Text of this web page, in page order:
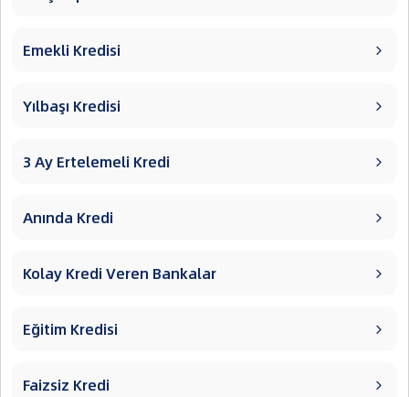
Emekli Kredisi 
Yılbaşı Kredisi 
3 Ay Ertelemeli Kredi 
Anında Kredi 
Kolay Kredi Veren Bankalar 
Eğitim Kredisi 
Faizsiz Kredi 